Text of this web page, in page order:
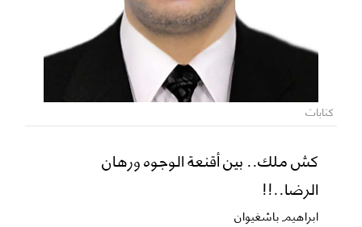
كتابات
كش ملك.. بين أقنعة الوجوه ورهان
الرضا..!!
ابراهيم باشغيوان